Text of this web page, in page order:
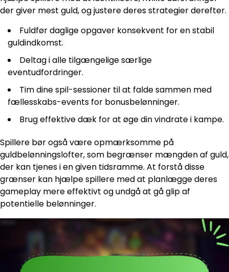
der giver mest guld, og justere deres strategier derefter.
Fuldfør daglige opgaver konsekvent for en stabil
guldindkomst.
Deltag i alle tilgængelige særlige
eventudfordringer.
Tim dine spil-sessioner til at falde sammen med
fællesskabs-events for bonusbelønninger.
Brug effektive dæk for at øge din vindrate i kampe.
Spillere bør også være opmærksomme på
guldbelønningslofter, som begrænser mængden af guld,
der kan tjenes i en given tidsramme. At forstå disse
grænser kan hjælpe spillere med at planlægge deres
gameplay mere effektivt og undgå at gå glip af
potentielle belønninger.